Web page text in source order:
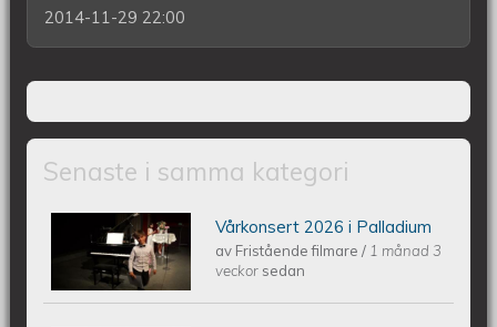
2014-11-29 22:00
Senaste i samma kategori
Piano Marly Azevedo Andersson
Vårkonsert PALLADIUM 2026 06 10
Vårkonsert 2026 i Palladium
av Fristående filmare/ 1 månad 3
veckor sedan